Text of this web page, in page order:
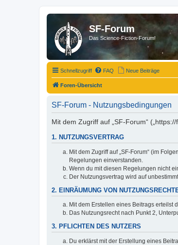
SF-Forum
Das Science-Fiction-Forum!
Schnellzugriff FAQ Neue Beiträge
Foren-Übersicht
SF-Forum - Nutzungsbedingungen
Mit dem Zugriff auf „SF-Forum“
1. NUTZUNGSVERTRAG
Mit dem Zugriff auf „SF-Forum“ (im
Regelungen einverstanden.
Wenn du mit diesen Regelungen nicht
Der Nutzungsvertrag wird auf
2. EINRÄUMUNG VON
Mit dem Erstellen eines Beitrags erteilst
Das Nutzungsrecht nach Punkt 2,
3. PFLICHTEN DES NUTZERS
Du erklärst mit der Erstellung eines